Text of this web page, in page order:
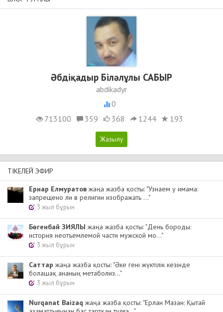
Әбдіқадыр Біләлұлы САБЫР
abdikadyr
0
713100
359 368 1244 193
ТІКЕЛЕЙ ЭФИР
Ернар Елмуратов жаңа жазба қосты: "Узнаем у имама:
запрещено ли в религии изображать ..."
3 жыл бұрын
Бөгенбай ЗИЯЛЫ жаңа жазба қосты: "День бороды:
история неотъемлемой части мужской мо..."
3 жыл бұрын
Cаттар жаңа жазба қосты: "Әке гені жүктілік кезінде
болашақ ананың метаболиз..."
3 жыл бұрын
Nurqanat Baizaq жаңа жазба қосты: "Ерлан Мазан: Қытай